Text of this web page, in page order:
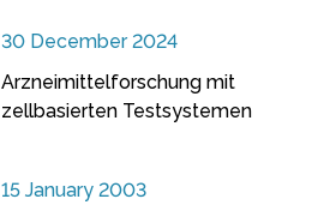
30 December 2024
Arzneimittelforschung mit
zellbasierten Testsystemen
15 January 2003